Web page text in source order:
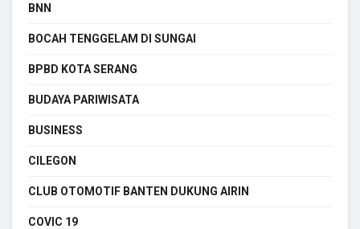
BNN
BOCAH TENGGELAM DI SUNGAI
BPBD KOTA SERANG
BUDAYA PARIWISATA
BUSINESS
CILEGON
CLUB OTOMOTIF BANTEN DUKUNG AIRIN
COVIC 19